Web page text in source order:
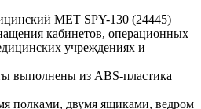
МЕТ SPY-130 (24445)
кабинетов, операционных
учреждениях и
выполнены из ABS-пластика
полками, двумя ящиками, ведром